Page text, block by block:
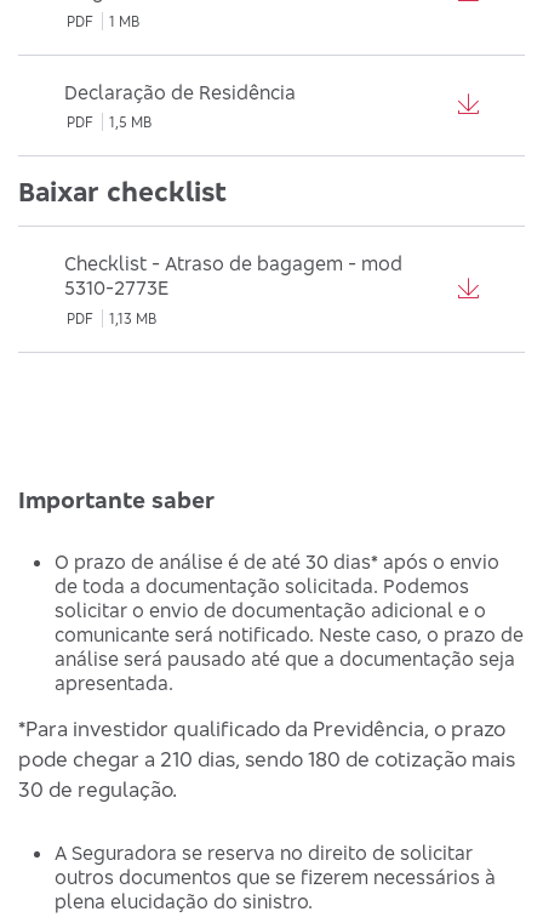
PDF 1 MB
Declaração de Residência
PDF 1,5 MB
Baixar checklist
Checklist - Atraso de bagagem - mod
5310-2773E
PDF 1,13 MB
Importante saber
O prazo de análise é de até 30 dias* após o envio
de toda a documentação solicitada. Podemos
solicitar o envio de documentação adicional e o
comunicante será notificado. Neste caso, o prazo de
análise será pausado até que a documentação seja
apresentada.
*Para investidor qualificado da Previdência, o prazo
pode chegar a 210 dias, sendo 180 de cotização mais
30 de regulação.
A Seguradora se reserva no direito de solicitar
outros documentos que se fizerem necessários à
plena elucidação do sinistro.